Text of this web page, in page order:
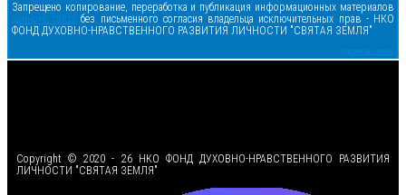
Запрещено копирование, переработка и публикация информационных материалов
данного сайта без письменного согласия владельца исключительных прав - НКО
ФОНД ДУХОВНО-НРАВСТВЕННОГО РАЗВИТИЯ ЛИЧНОСТИ "СВЯТАЯ ЗЕМЛЯ"
Сделано в samsite
Copyright © 2020 - 26 НКО ФОНД ДУХОВНО-НРАВСТВЕННОГО РАЗВИТИЯ
ЛИЧНОСТИ "СВЯТАЯ ЗЕМЛЯ"